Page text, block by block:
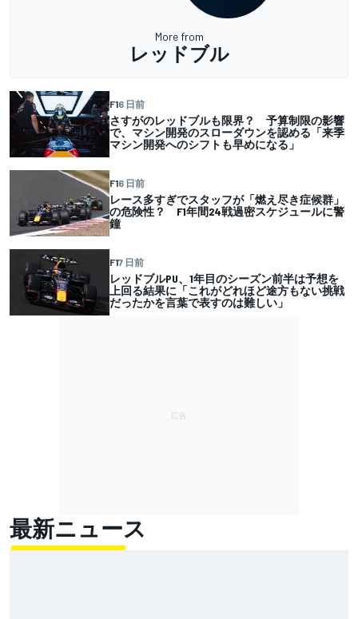
More from
レッドブル
F16 日前
さすがのレッドブルも限界？ 予算制限の影響
で、マシン開発のスローダウンを認める「来季
マシン開発へのシフトも早めになる」
F16 日前
レース多すぎでスタッフが「燃え尽き症候群」
の危険性？ F1年間24戦過密スケジュールに警
鐘
F17 日前
レッドブルPU、1年目のシーズン前半は予想を
上回る結果に「これがどれほど途方もない挑戦
だったかを言葉で表すのは難しい」
最新ニュース